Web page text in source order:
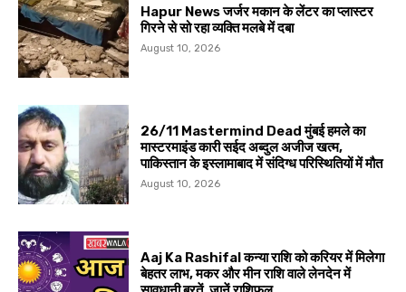
Hapur News जर्जर मकान के लेंटर का प्लास्टर
गिरने से सो रहा व्यक्ति मलबे में दबा
August 10, 2026
26/11 Mastermind Dead मुंबई हमले का
मास्टरमाइंड कारी सईद अब्दुल अजीज खत्म,
पाकिस्तान के इस्लामाबाद में संदिग्ध परिस्थितियों में मौत
August 10, 2026
Aaj Ka Rashifal कन्या राशि को करियर में मिलेगा
बेहतर लाभ, मकर और मीन राशि वाले लेनदेन में